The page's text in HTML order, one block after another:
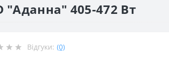
"Аданна" 405-472 Вт
Відгуки: (0)